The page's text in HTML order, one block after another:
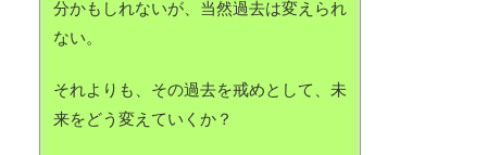
分かもしれないが、当然過去は変えられ
ない。
それよりも、その過去を戒めとして、未
来をどう変えていくか？